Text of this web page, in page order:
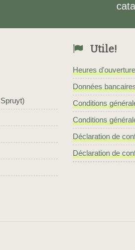
Utile!
Heures d'ouverture
Données
Conditions
Conditions
Déclaration de
Déclaration de